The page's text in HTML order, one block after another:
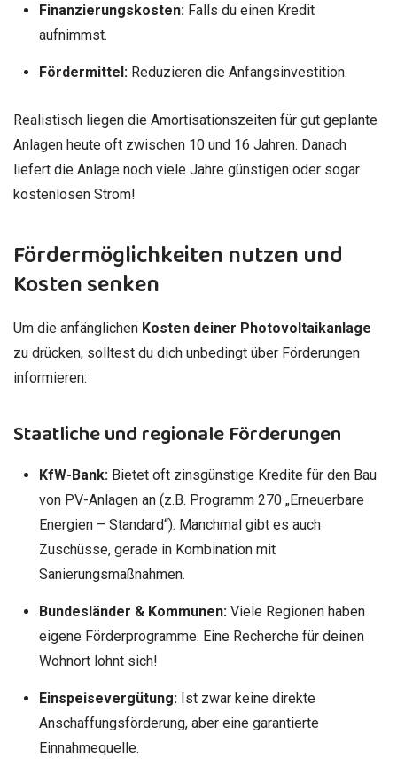
Finanzierungskosten:Falls du einen Kredit
aufnimmst.
Fördermittel:Reduzieren die Anfangsinvestition.
Realistisch liegen die Amortisationszeiten für gut geplante
Anlagen heute oft zwischen 10 und 16 Jahren. Danach
liefert die Anlage noch viele Jahre günstigen oder sogar
kostenlosen Strom!
Fördermöglichkeiten nutzen und
Kosten senken
Um die anfänglichen Kosten deiner Photovoltaikanlage
zu drücken, solltest du dich unbedingt über Förderungen
informieren:
Staatliche und regionale Förderungen
KfW-Bank:Bietet oft zinsgünstige Kredite für den Bau
von PV-Anlagen an (z.B. Programm 270 „Erneuerbare
Energien – Standard“). Manchmal gibt es auch
Zuschüsse, gerade in Kombination mit
Sanierungsmaßnahmen.
Bundesländer & Kommunen:Viele Regionen haben
eigene Förderprogramme. Eine Recherche für deinen
Wohnort lohnt sich!
Einspeisevergütung:Ist zwar keine direkte
Anschaffungsförderung, aber eine garantierte
Einnahmequelle.